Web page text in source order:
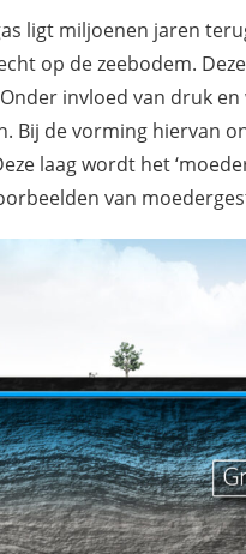
ligt miljoenen jaren
op de zeebodem.
invloed van druk
Bij de vorming hiervan
laag wordt het
van